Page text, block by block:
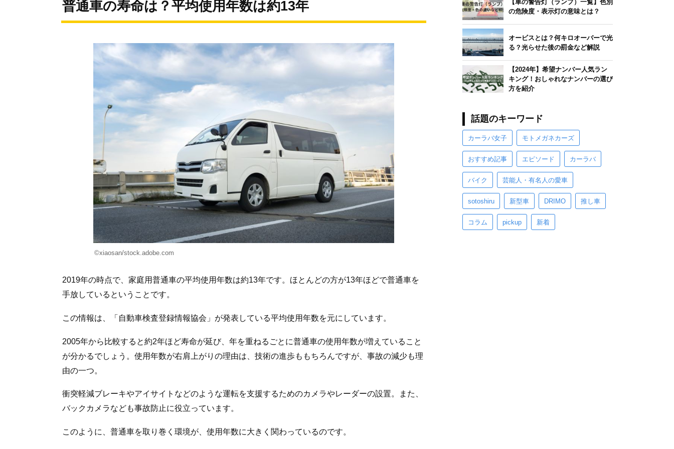
普通車の寿命は？平均使用年数は約13年
©xiaosan/stock.adobe.com
2019年の時点で、家庭用普通車の平均使用年数は約13年です。ほとんどの方が13年ほどで普通車を
手放しているということです。
この情報は、「自動車検査登録情報協会」が発表している平均使用年数を元にしています。
2005年から比較すると約2年ほど寿命が延び、年を重ねるごとに普通車の使用年数が増えていること
が分かるでしょう。使用年数が右肩上がりの理由は、技術の進歩ももちろんですが、事故の減少も理
由の一つ。
衝突軽減ブレーキやアイサイトなどのような運転を支援するためのカメラやレーダーの設置。また、
バックカメラなども事故防止に役立っています。
このように、普通車を取り巻く環境が、使用年数に大きく関わっているのです。
【車の警告灯（ランプ）一覧】色別
の危険度・表示灯の意味とは？
オービスとは？何キロオーバーで光
る？光らせた後の罰金など解説
【2024年】希望ナンバー人気ラン
キング！おしゃれなナンバーの選び
方を紹介
話題のキーワード
カーラバ女子 モトメガネカーズ
おすすめ記事 エピソード カーラバ
バイク 芸能人・有名人の愛車
sotoshiru 新型車 DRIMO 推し車
コラム pickup 新着